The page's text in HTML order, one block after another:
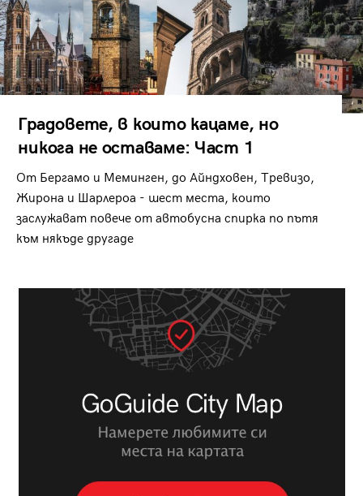
Градовете, в които кацаме, но
никога не оставаме: Част 1
От Бергамо и Меминген, до Айндховен, Тревизо,
Жирона и Шарлероа - шест места, които
заслужават повече от автобусна спирка по пътя
към някъде другаде